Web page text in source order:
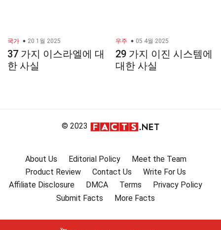
국가 20 1월 2025
37 가지 이스라엘에 대
한 사실
우주 05 4월 2025
29 가지 이진 시스템에
대한 사실
© 2023
About Us Editorial Policy
Meet the Team
Product Review
Contact Us
Write For Us
Affiliate Disclosure
DMCA Terms
Privacy Policy
Submit Facts
More Facts